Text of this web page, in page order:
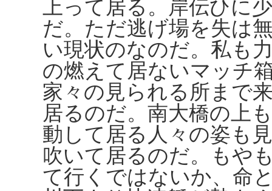
上って居る。岸伝ひに
だ。ただ逃げ場を失は
い現状のなのだ。私も
の燃えて居ないマッチ
家々の見られる所まで
居るのだ。南大橋の上
動して居る人々の姿も
吹いて居るのだ。もや
て行くではないか、命